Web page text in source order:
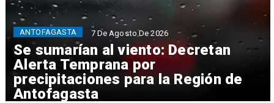
Se sumarían al viento: Decretan
Alerta Temprana por
precipitaciones para la Región de
Antofagasta
ANTOFAGASTA 7 De Agosto De 2026